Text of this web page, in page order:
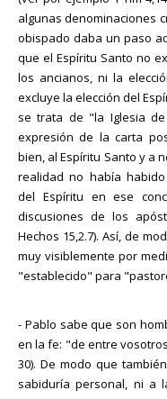
algunas denominaciones
obispado daba un paso
que el Espíritu Santo no
los ancianos, ni la
excluye la elección del
se trata de "la Iglesia
expresión de la carta
bien, al Espíritu Santo y a
realidad no había
del Espíritu en ese
discusiones de los
Hechos 15,2.7). Así, de
muy visiblemente por
"establecido" para
- Pablo sabe que son
en la fe: "de entre
30). De modo que
sabiduría personal, ni a